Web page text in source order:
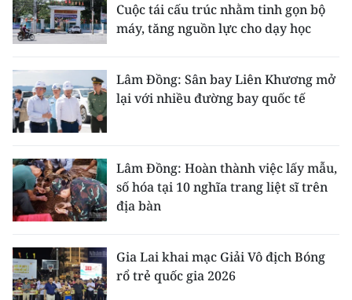
Cuộc tái cấu trúc nhằm tinh gọn bộ
máy, tăng nguồn lực cho dạy học
Lâm Đồng: Sân bay Liên Khương mở
lại với nhiều đường bay quốc tế
Lâm Đồng: Hoàn thành việc lấy mẫu,
số hóa tại 10 nghĩa trang liệt sĩ trên
địa bàn
Gia Lai khai mạc Giải Vô địch Bóng
rổ trẻ quốc gia 2026